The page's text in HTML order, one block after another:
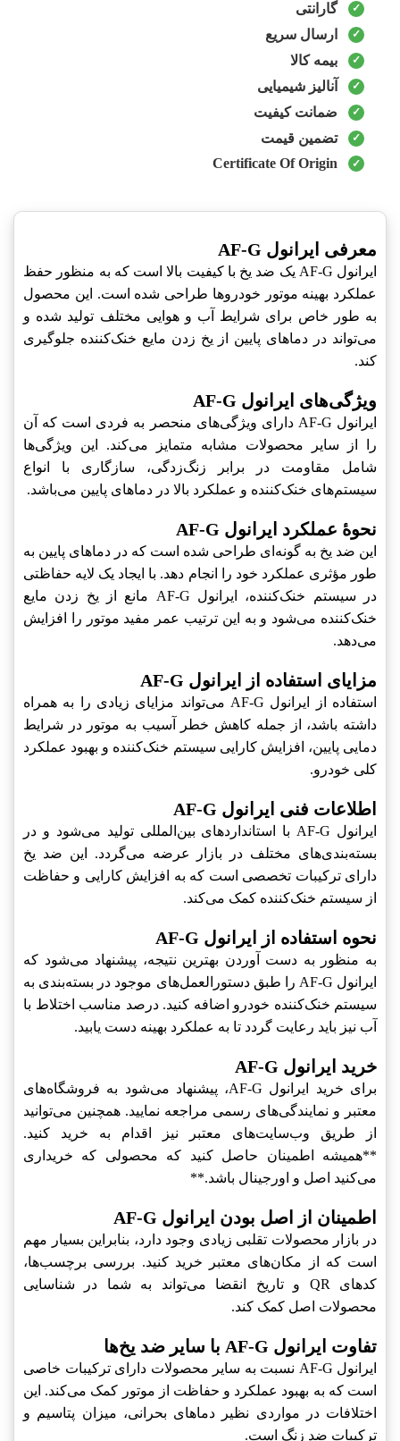
گارانتی
ارسال سریع
بیمه کالا
آنالیز شیمیایی
ضمانت کیفیت
تضمین قیمت
Certificate Of Origin
معرفی ایرانول AF-G
ایرانول AF-G یک ضد یخ با کیفیت بالا است که به منظور حفظ
عملکرد بهینه موتور خودروها طراحی شده است. این محصول
به طور خاص برای شرایط آب و هوایی مختلف تولید شده و
می‌تواند در دماهای پایین از یخ زدن مایع خنک‌کننده جلوگیری
کند.
ویژگی‌های ایرانول AF-G
ایرانول AF-G دارای ویژگی‌های منحصر به فردی است که آن
را از سایر محصولات مشابه متمایز می‌کند. این ویژگی‌ها
شامل مقاومت در برابر زنگ‌زدگی، سازگاری با انواع
سیستم‌های خنک‌کننده و عملکرد بالا در دماهای پایین می‌باشد.
نحوۀ عملکرد ایرانول AF-G
این ضد یخ به گونه‌ای طراحی شده است که در دماهای پایین به
طور مؤثری عملکرد خود را انجام دهد. با ایجاد یک لایه حفاظتی
در سیستم خنک‌کننده، ایرانول AF-G مانع از یخ زدن مایع
خنک‌کننده می‌شود و به این ترتیب عمر مفید موتور را افزایش
می‌دهد.
مزایای استفاده از ایرانول AF-G
استفاده از ایرانول AF-G می‌تواند مزایای زیادی را به همراه
داشته باشد، از جمله کاهش خطر آسیب به موتور در شرایط
دمایی پایین، افزایش کارایی سیستم خنک‌کننده و بهبود عملکرد
کلی خودرو.
اطلاعات فنی ایرانول AF-G
ایرانول AF-G با استانداردهای بین‌المللی تولید می‌شود و در
بسته‌بندی‌های مختلف در بازار عرضه می‌گردد. این ضد یخ
دارای ترکیبات تخصصی است که به افزایش کارایی و حفاظت
از سیستم خنک‌کننده کمک می‌کند.
نحوه استفاده از ایرانول AF-G
به منظور به دست آوردن بهترین نتیجه، پیشنهاد می‌شود که
ایرانول AF-G را طبق دستورالعمل‌های موجود در بسته‌بندی به
سیستم خنک‌کننده خودرو اضافه کنید. درصد مناسب اختلاط با
آب نیز باید رعایت گردد تا به عملکرد بهینه دست یابید.
خرید ایرانول AF-G
برای خرید ایرانول AF-G، پیشنهاد می‌شود به فروشگاه‌های
معتبر و نمایندگی‌های رسمی مراجعه نمایید. همچنین می‌توانید
از طریق وب‌سایت‌های معتبر نیز اقدام به خرید کنید.
**همیشه اطمینان حاصل کنید که محصولی که خریداری
می‌کنید اصل و اورجینال باشد.**
اطمینان از اصل بودن ایرانول AF-G
در بازار محصولات تقلبی زیادی وجود دارد، بنابراین بسیار مهم
است که از مکان‌های معتبر خرید کنید. بررسی برچسب‌ها،
کدهای QR و تاریخ انقضا می‌تواند به شما در شناسایی
محصولات اصل کمک کند.
تفاوت ایرانول AF-G با سایر ضد یخ‌ها
ایرانول AF-G نسبت به سایر محصولات دارای ترکیبات خاصی
است که به بهبود عملکرد و حفاظت از موتور کمک می‌کند. این
اختلافات در مواردی نظیر دماهای بحرانی، میزان پتاسیم و
ترکیبات ضد زنگ است.